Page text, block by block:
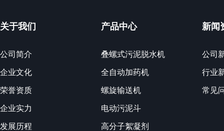
关于我们
公司简介
企业文化
荣誉资质
企业实力
发展历程
产品中心
叠螺式污泥脱水机
全自动加药机
螺旋输送机
电动污泥斗
高分子絮凝剂
新闻
公司
行业
常见